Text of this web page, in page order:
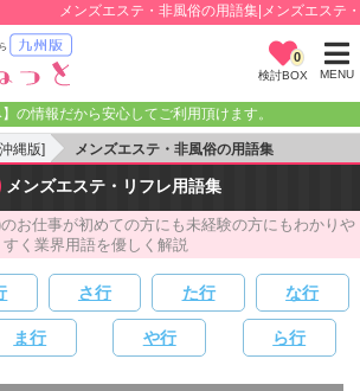
メンズエステ・非風俗の用語集|メンズエステ・
0
検討BOX MENU
】の情報だから安心してご利用頂けます。
メンズエステ・非風俗の用語集
縄版]
メンズエステ・リフレ用語集
お仕事が初めての方にも未経験の方にもわかりや
すく業界用語を優しく解説
さ行 た行 な行
ま行 や行 ら行